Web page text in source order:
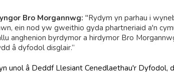
Bro Morgannwg: "Rydym yn parhau i
ein nod yw gweithio gyda phartneriaid a'n
anghenion byrdymor a hirdymor Bro
â dyfodol disglair.”
unol â Deddf Llesiant Cenedlaethau'r Dyfodol,